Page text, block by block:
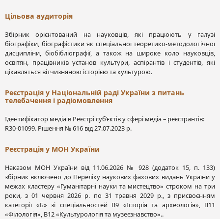
Цільова аудиторія
Збірник орієнтований на науковців, які працюють у галузі
біографіки, біографістики як спеціальної теоретико-методологічної
дисципліни, біобібліографії, а також на широке коло науковців,
освітян, працівників установ культури, аспірантів і студентів, які
цікавляться вітчизняною історією та культурою.
Реєстрація у Національній раді України з питань
телебачення і радіомовлення
Ідентифікатор медіа в Реєстрі суб’єктів у сфері медіа – реєстрантів:
R30-01099. Рішення № 616 від 27.07.2023 р.
Реєстрація у МОН України
Наказом МОН України від 11.06.2026 № 928 (додаток 15, п. 133)
збірник включено до Переліку наукових фахових видань України у
межах кластеру «Гуманітарні науки та мистецтво» строком на три
роки, з 01 червня 2026 р. по 31 травня 2029 р., з присвоєнням
категорії «Б» зі спеціальностей В9 «Історія та археологія», В11
«Філологія», В12 «Культурологія та музеєзнавство»..